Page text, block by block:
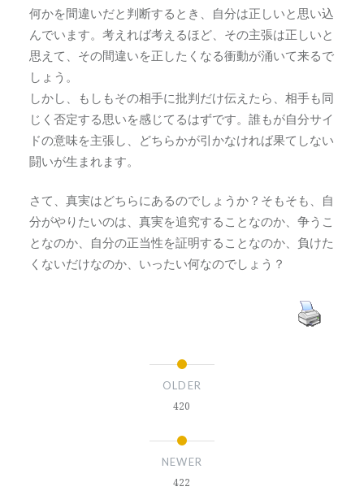
何かを間違いだと判断するとき、自分は正しいと思い込
んでいます。考えれば考えるほど、その主張は正しいと
思えて、その間違いを正したくなる衝動が涌いて来るで
しょう。
しかし、もしもその相手に批判だけ伝えたら、相手も同
じく否定する思いを感じてるはずです。誰もが自分サイ
ドの意味を主張し、どちらかが引かなければ果てしない
闘いが生まれます。
さて、真実はどちらにあるのでしょうか？そもそも、自
分がやりたいのは、真実を追究することなのか、争うこ
となのか、自分の正当性を証明することなのか、負けた
くないだけなのか、いったい何なのでしょう？
OLDER
420
NEWER
422